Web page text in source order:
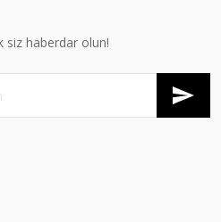
siz haberdar olun!